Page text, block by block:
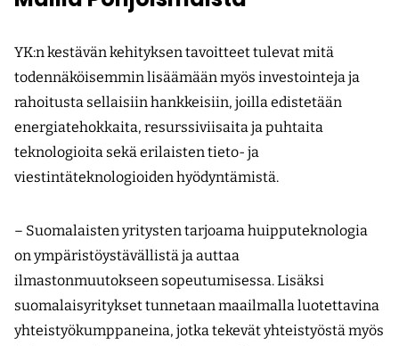
YK:n kestävän kehityksen tavoitteet tulevat mitä
todennäköisemmin lisäämään myös investointeja ja
rahoitusta sellaisiin hankkeisiin, joilla edistetään
energiatehokkaita, resurssiviisaita ja puhtaita
teknologioita sekä erilaisten tieto- ja
viestintäteknologioiden hyödyntämistä.
– Suomalaisten yritysten tarjoama huipputeknologia
on ympäristöystävällistä ja auttaa
ilmastonmuutokseen sopeutumisessa. Lisäksi
suomalaisyritykset tunnetaan maailmalla luotettavina
yhteistyökumppaneina, jotka tekevät yhteistyöstä myös